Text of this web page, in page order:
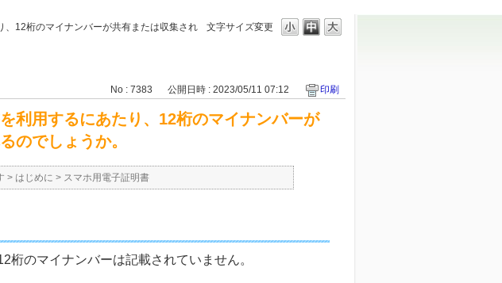
文字サイズ変更
、12桁のマイナンバーが共有または収集され
No : 7383 公開日時 : 2023/05/11 07:12 印刷
利用するにあたり、12桁のマイナンバーが
のでしょうか。
> はじめに > スマホ用電子証明書
桁のマイナンバーは記載されていません。